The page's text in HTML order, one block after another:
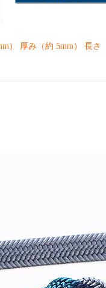
） 厚み（約 5mm） 長